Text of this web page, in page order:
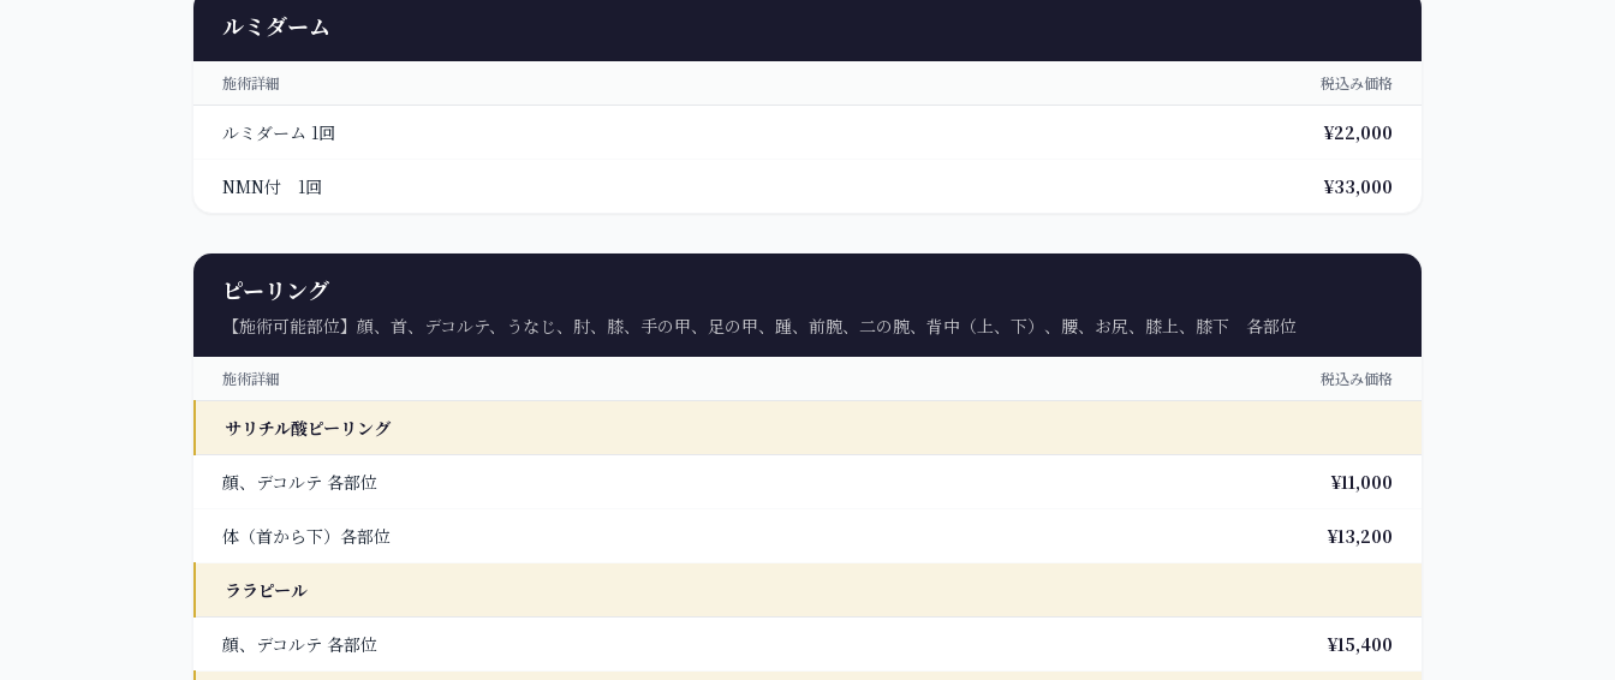
ルミダーム
施術詳細 税込み価格
ルミダーム 1回 ¥22,000
NMN付 1回 ¥33,000
ピーリング
【施術可能部位】顔、首、デコルテ、うなじ、肘、膝、手の甲、足の甲、踵、前腕、二の腕、背中（上、下）、腰、お尻、膝上、膝下 各部位
施術詳細 税込み価格
サリチル酸ピーリング
顔、デコルテ 各部位 ¥11,000
体（首から下）各部位 ¥13,200
ララピール
顔、デコルテ 各部位 ¥15,400